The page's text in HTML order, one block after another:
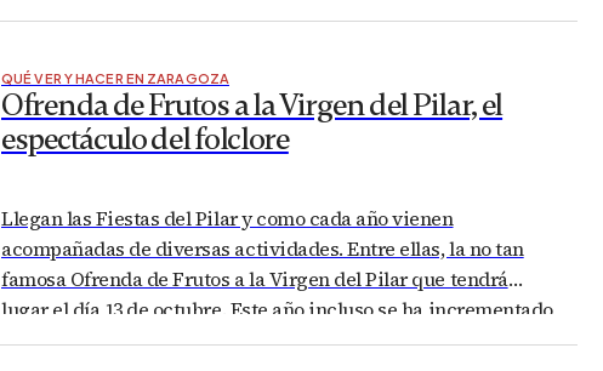
planes es muy numerosa. Por eso queremos ofrecerte 4 planes
QUÉ VER Y HACER EN ZARAGOZA
Ofrenda de Frutos a la Virgen del Pilar, el
espectáculo del folclore
Llegan las Fiestas del Pilar y como cada año vienen
acompañadas de diversas actividades. Entre ellas, la no tan
famosa Ofrenda de Frutos a la Virgen del Pilar que tendrá
lugar el día 13 de octubre. Este año incluso se ha incrementado
en 9 grupos la participación. Y es que cada año hay más